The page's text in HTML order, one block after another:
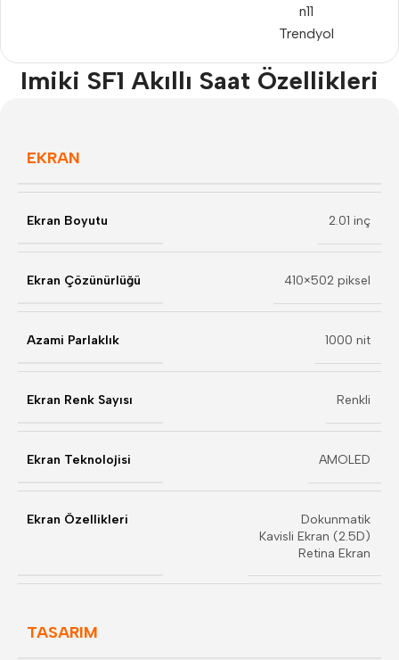
Trendyol
n11
Imiki SF1 Akıllı Saat Özellikleri
EKRAN
Ekran Boyutu 2.01 inç
Ekran Çözünürlüğü 410×502 piksel
Azami Parlaklık 1000 nit
Ekran Renk Sayısı Renkli
Ekran Teknolojisi AMOLED
Ekran Özellikleri
Dokunmatik
Kavisli Ekran (2.5D)
Retina Ekran
TASARIM